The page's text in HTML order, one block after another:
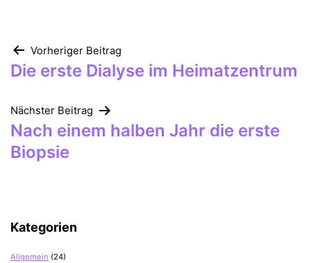
Beitragsnavigation
Vorheriger Beitrag
Die erste Dialyse im Heimatzentrum
Nächster Beitrag
Nach einem halben Jahr die erste
Biopsie
Kategorien
Allgemein (24)